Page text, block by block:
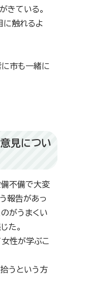
きている。
に触れるよ
市も一緒に
見につい
備不備で大変
報告があっ
がうまくい
た。
性が学ぶこ
うという方